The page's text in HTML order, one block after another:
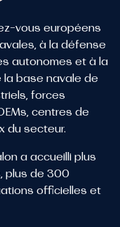
vous européens
à la défense
autonomes et à la
la base navale de
forces
centres de
du secteur.
a accueilli plus
plus de 300
officielles et